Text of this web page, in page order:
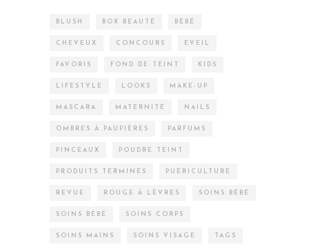
BLUSH BOX BEAUTÉ BÉBÉ
CHEVEUX CONCOURS EVEIL
FAVORIS FOND DE TEINT KIDS
LIFESTYLE LOOKS MAKE-UP
MASCARA MATERNITÉ NAILS
OMBRES À PAUPIÈRES PARFUMS
PINCEAUX POUDRE TEINT
PRODUITS TERMINÉS PUÉRICULTURE
REVUE ROUGE À LÈVRES SOINS BÉBÉ
SOINS BÉBÉ SOINS CORPS
SOINS MAINS SOINS VISAGE TAGS